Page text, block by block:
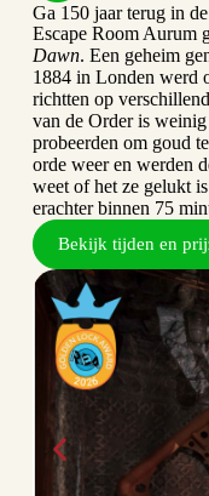
Ga 150 jaar terug in
Escape Room Aurum
Dawn. Een geheim
1884 in Londen werd
richtten op
van de Order is
probeerden om goud
orde weer en werden
weet of het ze gelukt
erachter binnen 75
Bekijk tijden en